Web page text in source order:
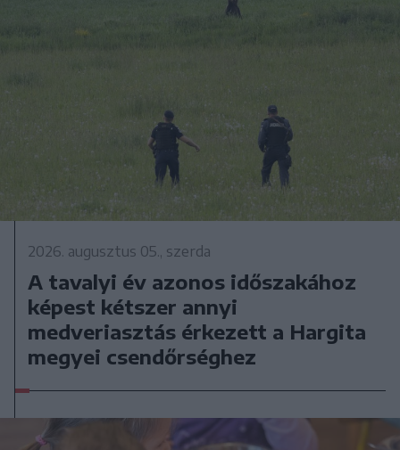
2026. augusztus 05., szerda
A tavalyi év azonos időszakához
képest kétszer annyi
medveriasztás érkezett a Hargita
megyei csendőrséghez